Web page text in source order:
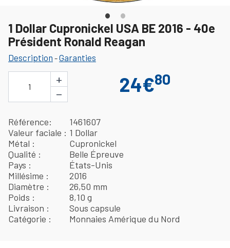
1 Dollar Cupronickel USA BE 2016 - 40e
Président Ronald Reagan
Description -Garanties
1
+
−
24€80
Référence
1461607
Valeur faciale
1 Dollar
Métal
Cupronickel
Qualité
Belle Épreuve
Pays
États-Unis
Millésime
2016
Diamètre
26,50 mm
Poids
8,10 g
Livraison
Sous capsule
Catégorie
Monnaies Amérique du Nord